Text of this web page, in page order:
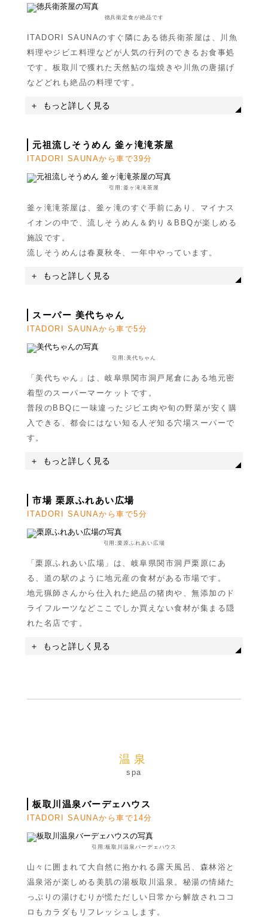
住所
名称 21世紀の森公園
住所 岐阜県関市板取2340
有り(約70台)
徳兵衛定食が絶品です
ITADORI SAUNAのすぐ隣にある徳兵衛茶屋は、川魚
料理やジビエ料理などが人気の行列のできるお食事処
です。板取川で獲れた天然鮎の塩焼きや川魚の唐揚げ
などどれも絶品の料理です。
もっと詳しく見る
住所 岐阜県関市板取5822-1
元祖流しそうめん 釜ヶ滝滝茶屋
ITADORI SAUNAから車で39分
引用:釜ヶ滝滝茶屋
釜ヶ滝滝茶屋は、釜ヶ滝のすぐ手前にあり、マイナス
イオンの中で、流しそうめん＆釣り＆BBQが楽しめる
施設です。
流しそうめんは春夏秋冬、一年中やっています。
もっと詳しく見る
名称 元祖流しそうめん 釜ヶ滝滝茶屋
スーパー 美代ちゃん
ITADORI SAUNAから車で5分
引用:美代ちゃん
「美代ちゃん」は、岐阜県関市洞戸尾倉にある地元密
着型のスーパーマーケットです。
普段のBBQに一味違ったジビエ肉や旬の野菜が安く購
入できる、都会にはない知る人ぞ知る穴場スーパーで
す。
もっと詳しく見る
岐阜県関市洞戸尾倉
駐車場 無料駐車場あり5台以上
市場 栗原ふれあい広場
ITADORI SAUNAから車で5分
引用:栗原ふれあい広場
「栗原ふれあい広場」は、岐阜県関市洞戸栗原にあ
る、道の駅のように地元産の食材がある市場です。
地元猟師さんから仕入れた絶品の猪肉や、無添加のド
ライフルーツなどここでしか買えない食材が集まる隠
れた名店です。
もっと詳しく見る
温泉
spa
板取川温泉バーデェハウス
ITADORI SAUNAから車で14分
引用:板取川温泉バーデェハウス
山々に囲まれて大自然に抱かれる露天風呂、森林浴と
温泉浴が楽しめる美肌の湯板取川温泉。秘湯の情緒た
っぷりの湯けむりが慌ただしい日常から解放されココ
ロもカラダもリフレッシュします。